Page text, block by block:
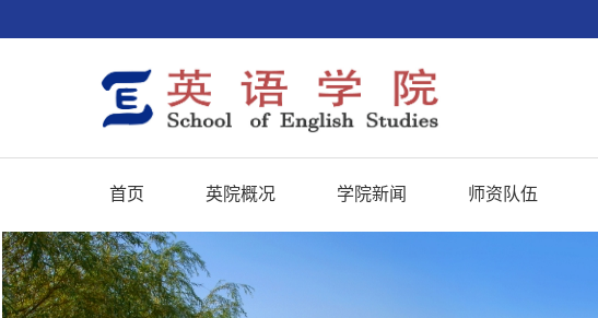
首页 英院概况 学院新闻 师资队伍